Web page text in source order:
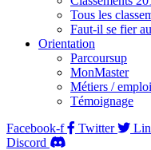
Tous les
Faut-il se fier
Orientation
Parcoursup
MonMaster
Métiers /
Témoignage
Facebook-f
Twitter
Discord